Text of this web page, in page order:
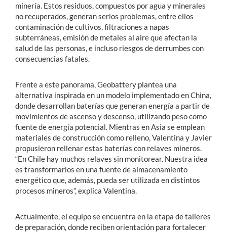
minería. Estos residuos, compuestos por agua y minerales
no recuperados, generan serios problemas, entre ellos
contaminación de cultivos, filtraciones a napas
subterráneas, emisión de metales al aire que afectan la
salud de las personas, e incluso riesgos de derrumbes con
consecuencias fatales.
Frente a este panorama, Geobattery plantea una
alternativa inspirada en un modelo implementado en China,
donde desarrollan baterías que generan energía a partir de
movimientos de ascenso y descenso, utilizando peso como
fuente de energía potencial. Mientras en Asia se emplean
materiales de construcción como relleno, Valentina y Javier
propusieron rellenar estas baterías con relaves mineros.
“En Chile hay muchos relaves sin monitorear. Nuestra idea
es transformarlos en una fuente de almacenamiento
energético que, además, pueda ser utilizada en distintos
procesos mineros”, explica Valentina.
Actualmente, el equipo se encuentra en la etapa de talleres
de preparación, donde reciben orientación para fortalecer